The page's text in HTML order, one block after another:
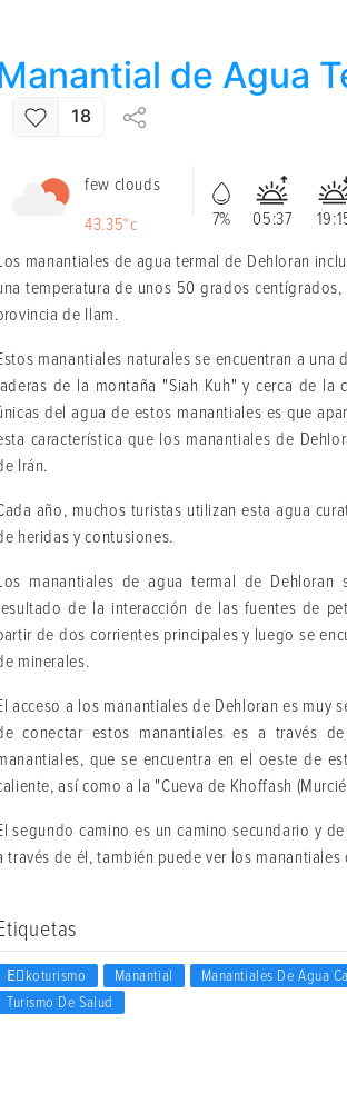
de Agua
18
few clouds
43.35°c
7% 05:37
manantiales de agua termal de Dehloran
temperatura de unos 50 grados
de Ilam.
manantiales naturales se encuentran a
de la montaña "Siah Kuh" y cerca de la
del agua de estos manantiales es que
característica que los manantiales de
Irán.
año, muchos turistas utilizan esta agua
heridas y contusiones.
manantiales de agua termal de
de la interacción de las fuentes de
de dos corrientes principales y luego se
minerales.
acceso a los manantiales de Dehloran es muy
conectar estos manantiales es a través
que se encuentra en el oeste de
así como a la "Cueva de Khoffash
segundo camino es un camino secundario y
través de él, también puede ver los manantiales
Eٍkoturismo Manantial Manantiales De Agua
Turismo De Salud